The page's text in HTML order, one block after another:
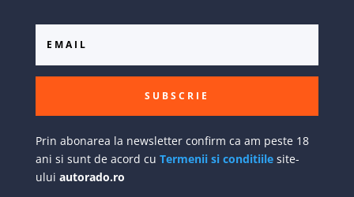
SUBSCRIE
Prin abonarea la newsletter confirm ca am peste 18
ani si sunt de acord cu Termenii si conditiilesite-
ului autorado.ro